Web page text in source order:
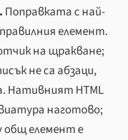
Поправката с най-
елемент.
на щракване;
не са абзаци,
Нативният HTML
наготово;
общ елемент е